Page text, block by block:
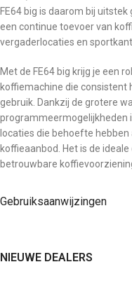
FE64 big is daarom bij
een continue toevoer van
vergaderlocaties en
Met de FE64 big krijg je een
koffiemachine die
gebruik. Dankzij de grotere
programmeermogelijkheden
locaties die behoefte
koffieaanbod. Het is de
betrouwbare
Gebruiksaanwijzingen
NIEUWE DEALERS